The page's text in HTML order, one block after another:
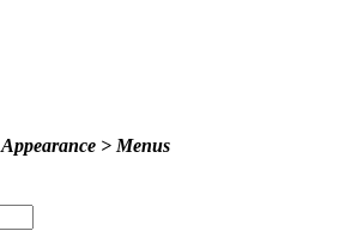
Appearance > Menus